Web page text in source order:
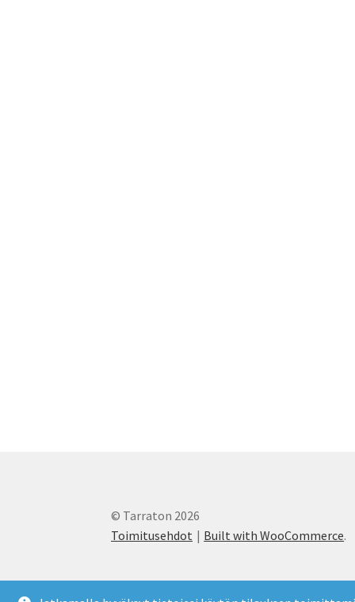
© Tarraton 2026
Toimitusehdot
Built with WooCommerce.